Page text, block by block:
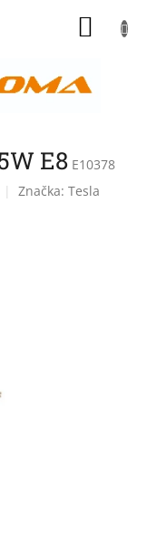
E8 E10378
Značka: Tesla